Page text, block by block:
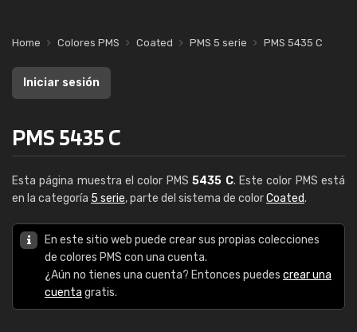
Home Colores PMS Coated PMS 5 serie PMS 5435 C
Iniciar sesión
PMS 5435 C
Esta página muestra el color PMS5435 C. Este color PMS está
en la categoría 5 serie, parte del sistema de colorCoated.
En este sitio web puede crear sus propias colecciones
de colores PMS con una cuenta.
¿Aún no tienes una cuenta? Entonces puedes crear una
cuenta gratis.